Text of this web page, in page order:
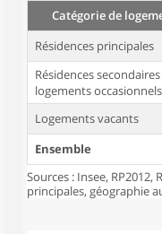
Catégorie de
Résidences principales
Résidences
logements occasionnels
Logements vacants
Ensemble
Sources : Insee, RP2012,
principales, géographie